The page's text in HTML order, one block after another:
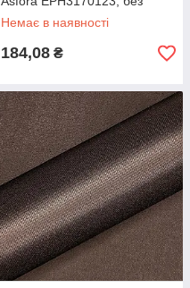
рамки
Немає в наявності
184,08 ₴